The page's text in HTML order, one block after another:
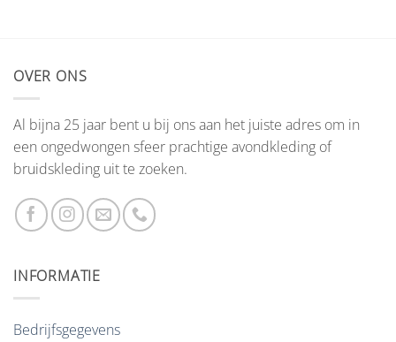
OVER ONS
Al bijna 25 jaar bent u bij ons aan het juiste adres om in
een ongedwongen sfeer prachtige avondkleding of
bruidskleding uit te zoeken.
INFORMATIE
Bedrijfsgegevens